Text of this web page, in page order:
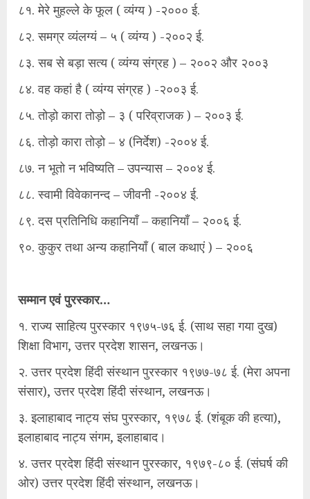
८१. मेरे मुहल्ले के फूल ( व्यंग्य ) -२००० ई.
८२. समग्र व्यंलग्यं – ५ ( व्यंग्य ) -२००२ ई.
८३. सब से बड़ा सत्य ( व्यंग्य संग्रह ) – २००२ और २००३
८४. वह कहां है ( व्यंग्य संग्रह ) -२००३ ई.
८५. तोड़ो कारा तोड़ो – ३ ( परिव्राजक ) – २००३ ई.
८६. तोड़ो कारा तोड़ो – ४ (निर्देश) -२००४ ई.
८७. न भूतो न भविष्यति – उपन्यास – २००४ ई.
८८. स्वामी विवेकानन्द – जीवनी -२००४ ई.
८९. दस प्रतिनिधि कहानियाँ – कहानियाँ – २००६ ई.
९०. कुकुर तथा अन्य कहानियाँ ( बाल कथाएं ) – २००६
सम्मान एवं पुरस्कार…
१. राज्य साहित्य पुरस्कार १९७५-७६ ई. (साथ सहा गया दुख)
शिक्षा विभाग, उत्तर प्रदेश शासन, लखनऊ।
२. उत्तर प्रदेश हिंदी संस्थान पुरस्कार १९७७-७८ ई. (मेरा अपना
संसार), उत्तर प्रदेश हिंदी संस्थान, लखनऊ।
३. इलाहाबाद नाट्य संघ पुरस्कार, १९७८ ई. (शंबूक की हत्या),
इलाहाबाद नाट्य संगम, इलाहाबाद।
४. उत्तर प्रदेश हिंदी संस्थान पुरस्कार, १९७९-८० ई. (संघर्ष की
ओर) उत्तर प्रदेश हिंदी संस्थान, लखनऊ।